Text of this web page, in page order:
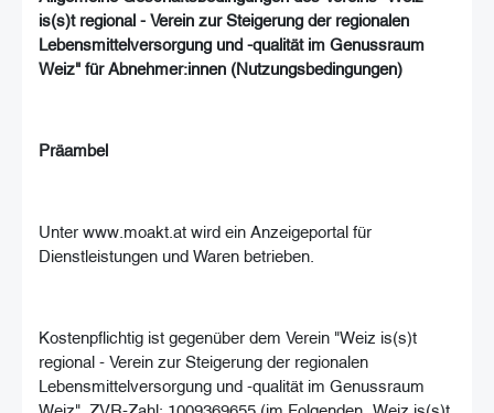
is(s)t regional - Verein zur Steigerung der regionalen
Lebensmittelversorgung und -qualität im Genussraum
Weiz" für Abnehmer:innen (Nutzungsbedingungen)
Präambel
Unter www.moakt.at wird ein Anzeigeportal für
Dienstleistungen und Waren betrieben.
Kostenpflichtig ist gegenüber dem Verein "Weiz is(s)t
regional - Verein zur Steigerung der regionalen
Lebensmittelversorgung und -qualität im Genussraum
Weiz", ZVR-Zahl: 1009369655 (im Folgenden „Weiz is(s)t